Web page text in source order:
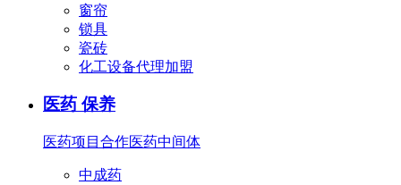
窗帘
锁具
瓷砖
化工设备代理加盟
医药 保养
医药项目合作医药中间体
中成药